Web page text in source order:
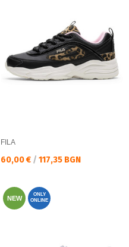
FILA
Текуща цена:
60,00 € / 117,35 BGN
NEW
ONLY
ONLINE